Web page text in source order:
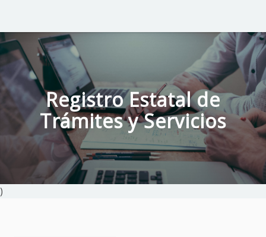
Registro Estatal de
Trámites y Servicios
)